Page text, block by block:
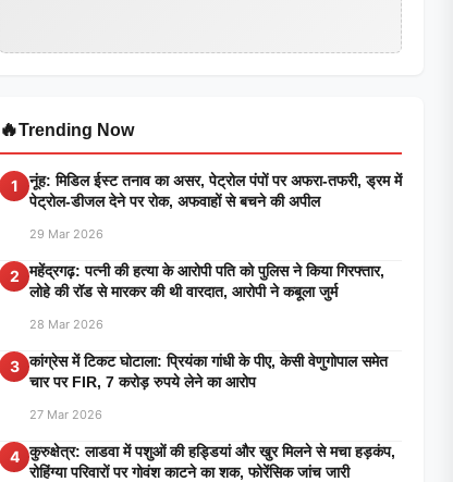
🔥Trending Now
1
नूंह: मिडिल ईस्ट तनाव का असर, पेट्रोल पंपों पर अफरा-तफरी, ड्रम में
पेट्रोल-डीजल देने पर रोक, अफवाहों से बचने की अपील
29 Mar 2026
2
महेंद्रगढ़: पत्नी की हत्या के आरोपी पति को पुलिस ने किया गिरफ्तार,
लोहे की रॉड से मारकर की थी वारदात, आरोपी ने कबूला जुर्म
28 Mar 2026
3 कांग्रेस में टिकट घोटाला: प्रियंका गांधी के पीए, केसी वेणुगोपाल समेत
चार पर FIR, 7 करोड़ रुपये लेने का आरोप
27 Mar 2026
4 कुरुक्षेत्र: लाडवा में पशुओं की हड्डियां और खुर मिलने से मचा हड़कंप,
रोहिंग्या परिवारों पर गोवंश काटने का शक, फोरेंसिक जांच जारी